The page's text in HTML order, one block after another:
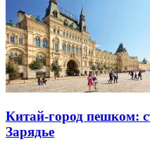
Китай-город пешком:
Зарядье